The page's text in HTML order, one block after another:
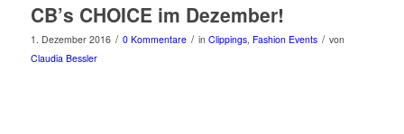
CB’s CHOICE im Dezember!
1. Dezember 2016 / 0 Kommentare / in Clippings, Fashion Events / von
Claudia Bessler